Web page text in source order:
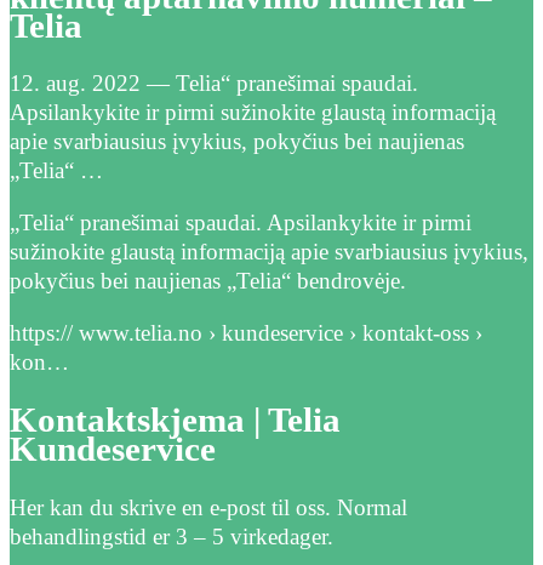
Telia
12. aug. 2022 — Telia“ pranešimai spaudai.
Apsilankykite ir pirmi sužinokite glaustą informaciją
apie svarbiausius įvykius, pokyčius bei naujienas
„Telia“ …
„Telia“ pranešimai spaudai. Apsilankykite ir pirmi
sužinokite glaustą informaciją apie svarbiausius įvykius,
pokyčius bei naujienas „Telia“ bendrovėje.
https:// www.telia.no › kundeservice › kontakt-oss ›
kon…
Kontaktskjema | Telia
Kundeservice
Her kan du skrive en e-post til oss. Normal
behandlingstid er 3 – 5 virkedager.